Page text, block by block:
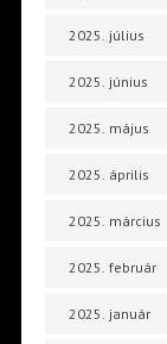
2025. július
2025. június
2025. május
2025. április
2025. március
2025. február
2025. január